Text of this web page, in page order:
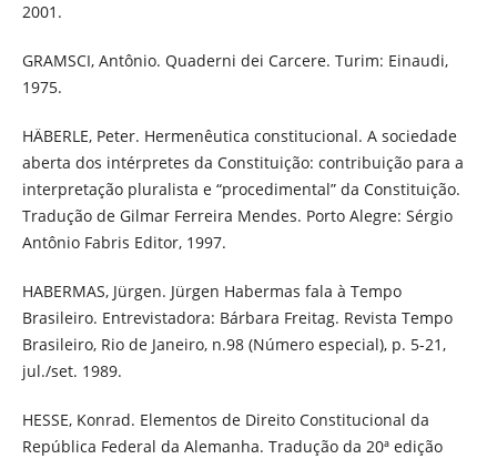
2001.
GRAMSCI, Antônio. Quaderni dei Carcere. Turim: Einaudi,
1975.
HÄBERLE, Peter. Hermenêutica constitucional. A sociedade
aberta dos intérpretes da Constituição: contribuição para a
interpretação pluralista e “procedimental” da Constituição.
Tradução de Gilmar Ferreira Mendes. Porto Alegre: Sérgio
Antônio Fabris Editor, 1997.
HABERMAS, Jürgen. Jürgen Habermas fala à Tempo
Brasileiro. Entrevistadora: Bárbara Freitag. Revista Tempo
Brasileiro, Rio de Janeiro, n.98 (Número especial), p. 5-21,
jul./set. 1989.
HESSE, Konrad. Elementos de Direito Constitucional da
República Federal da Alemanha. Tradução da 20ª edição